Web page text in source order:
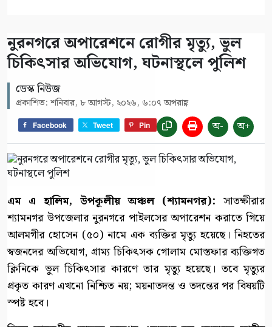
নুরনগরে অপারেশনে রোগীর মৃত্যু, ভুল
চিকিৎসার অভিযোগ, ঘটনাস্থলে পুলিশ
ডেস্ক নিউজ
প্রকাশিত: শনিবার, ৮ আগস্ট, ২০২৬, ৬:০৭ অপরাহ্ণ
Facebook Tweet Pin অ- অ+
এম এ হালিম, উপকূলীয় অঞ্চল (শ্যামনগর): সাতক্ষীরার
শ্যামনগর উপজেলার নুরনগরে পাইলসের অপারেশন করাতে গিয়ে
আলমগীর হোসেন (৫০) নামে এক ব্যক্তির মৃত্যু হয়েছে। নিহতের
স্বজনদের অভিযোগ, গ্রাম্য চিকিৎসক গোলাম মোস্তফার ব্যক্তিগত
ক্লিনিকে ভুল চিকিৎসার কারণে তার মৃত্যু হয়েছে। তবে মৃত্যুর
প্রকৃত কারণ এখনো নিশ্চিত নয়; ময়নাতদন্ত ও তদন্তের পর বিষয়টি
স্পষ্ট হবে।